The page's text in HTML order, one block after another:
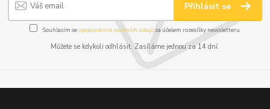
Přihlásit se
Souhlasím se zpracováním osobních údajůza účelem rozesílky newsletteru.
Můžete se kdykoli odhlásit. Zasíláme jednou za 14 dní.